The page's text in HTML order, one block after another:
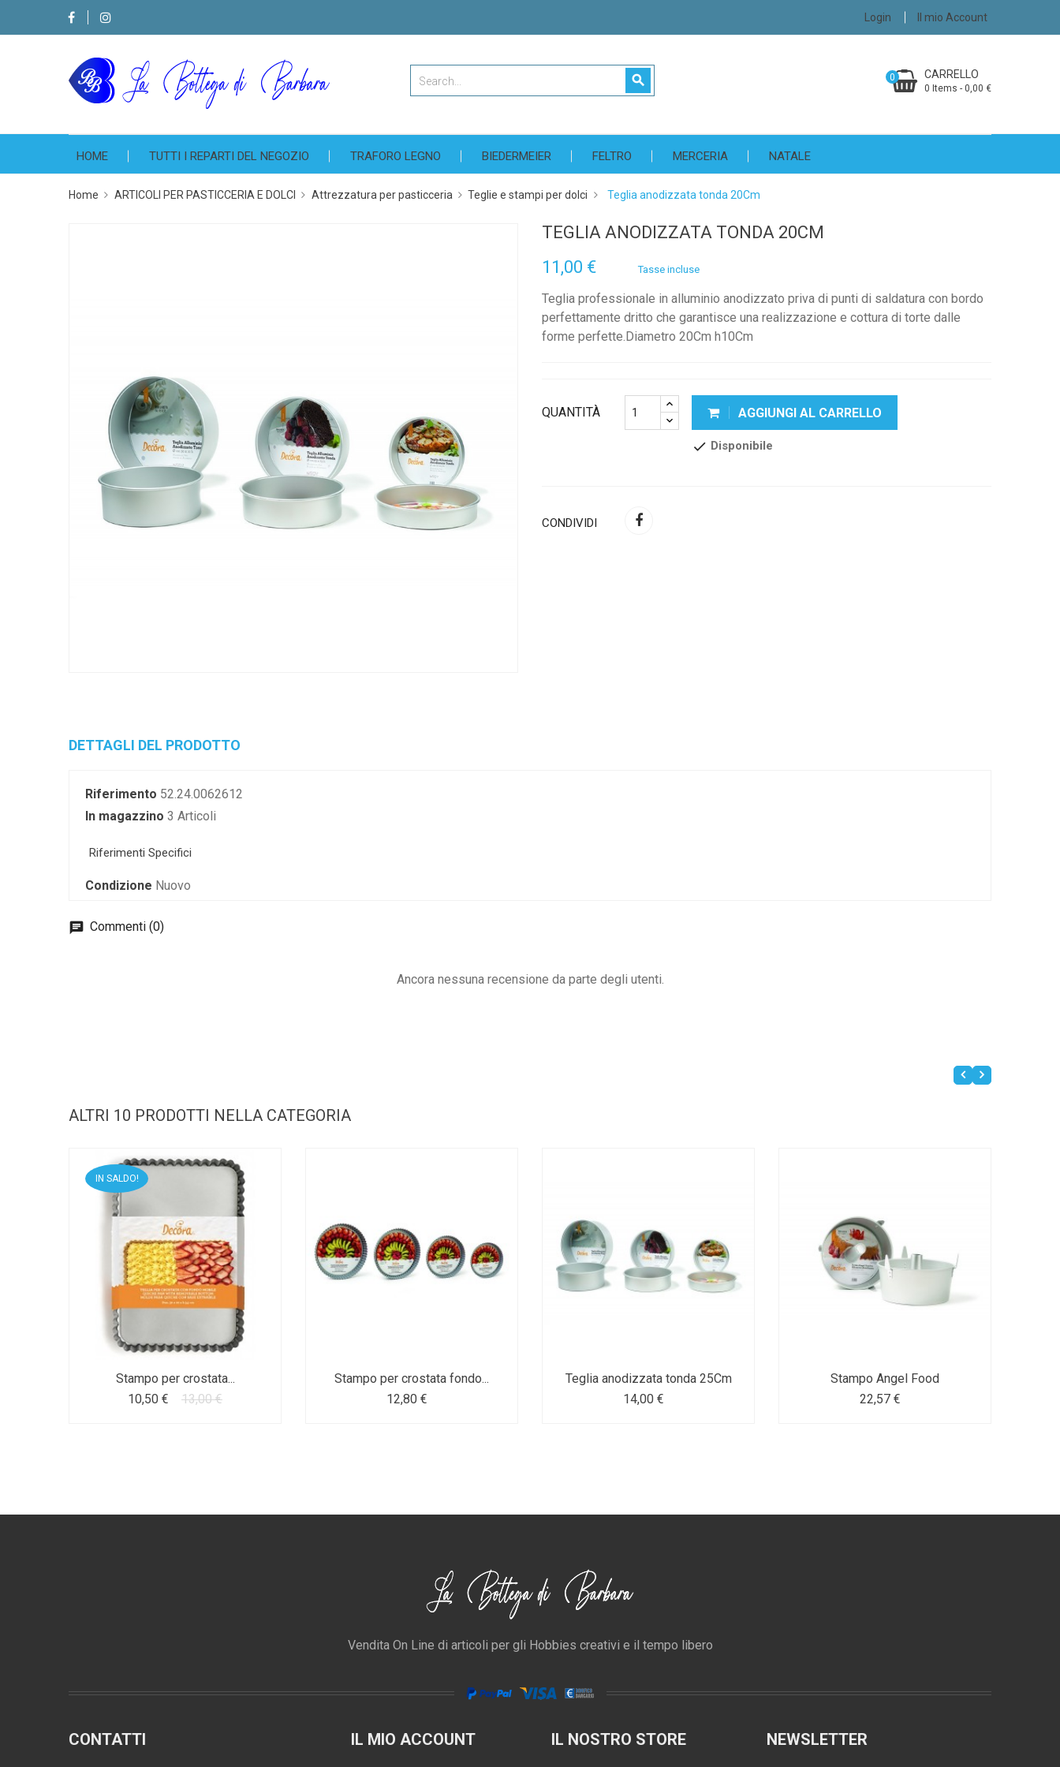
Login Il mio Account
search CARRELLO
0 Items - 0,00 €
0
HOME TUTTI I REPARTI DEL NEGOZIO TRAFORO LEGNO BIEDERMEIER FELTRO MERCERIA NATALE
Home ARTICOLI PER PASTICCERIA E DOLCI Attrezzatura per pasticceria Teglie e stampi per dolci Teglia anodizzata tonda 20Cm
TEGLIA ANODIZZATA TONDA 20CM
11,00 €
Tasse incluse
Teglia professionale in alluminio anodizzato priva di punti di saldatura con bordo
perfettamente dritto che garantisce una realizzazione e cottura di torte dalle
forme perfette.Diametro 20Cm h10Cm
QUANTITÀ AGGIUNGI AL CARRELLO
check Disponibile
CONDIVIDI
DETTAGLI DEL PRODOTTO
Riferimento 52.24.0062612
In magazzino 3 Articoli
Riferimenti Specifici
Condizione Nuovo
Commenti (0)
Ancora nessuna recensione da parte degli utenti.
ALTRI 10 PRODOTTI NELLA CATEGORIA
Stampo per crostata...
10,50 €
13,00 €
IN SALDO!
Stampo per crostata fondo...
12,80 €
Teglia anodizzata tonda 25Cm
14,00 €
Stampo Angel Food
22,57 €
Vendita On Line di articoli per gli Hobbies creativi e il tempo libero
CONTATTI IL MIO ACCOUNT IL NOSTRO STORE NEWSLETTER